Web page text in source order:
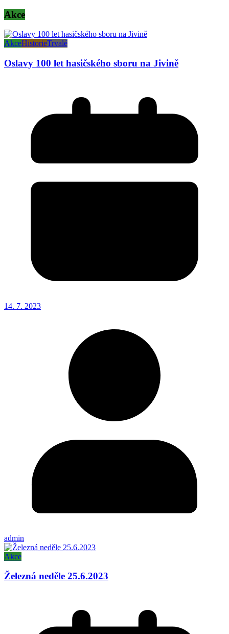
Akce
AkceHistorieTrvalé
Oslavy 100 let hasičského sboru na Jivině
14. 7. 2023
admin
Akce
Železná neděle 25.6.2023